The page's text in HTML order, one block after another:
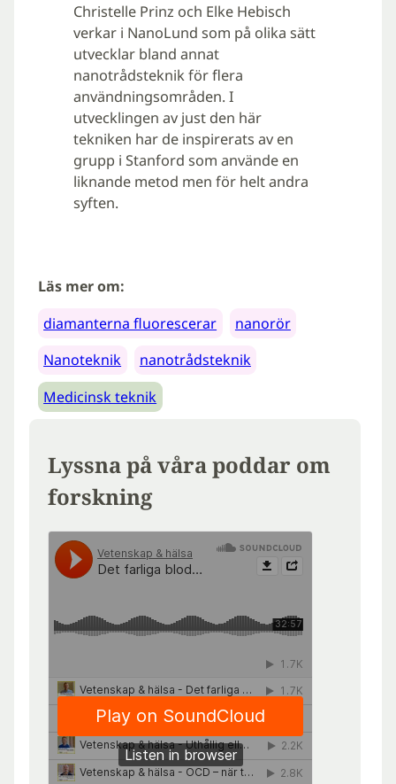
Christelle Prinz och Elke Hebisch
verkar i NanoLund som på olika sätt
utvecklar bland annat
nanotrådsteknik för flera
användningsområden. I
utvecklingen av just den här
tekniken har de inspirerats av en
grupp i Stanford som använde en
liknande metod men för helt andra
syften.
Läs mer om:
diamanterna fluorescerar
nanorör
Nanoteknik
nanotrådsteknik
Medicinsk teknik
Lyssna på våra poddar om
forskning